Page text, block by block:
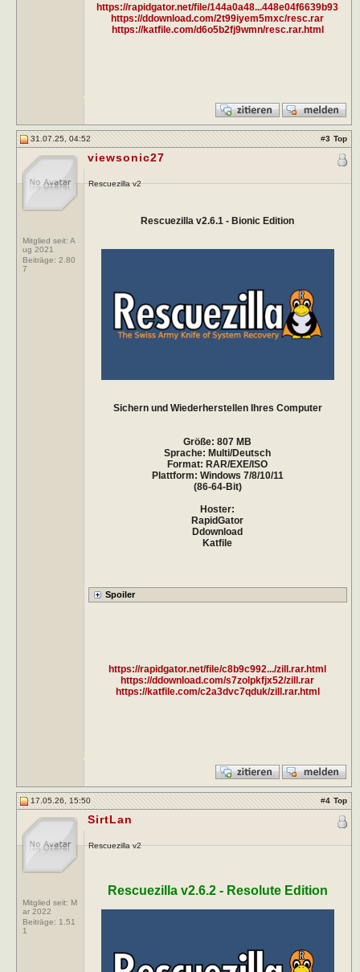
https://rapidgator.net/file/144a0a48...448e04f6639b93
https://ddownload.com/2t99iyem5mxc/resc.rar
https://katfile.com/d6o5b2fj9wmn/resc.rar.html
31.07.25, 04:52 #3 Top
Mitglied seit: A
ug 2021
Beiträge: 2.80
7
viewsonic27
Rescuezilla v2
Rescuezilla v2.6.1 - Bionic Edition
Sichern und Wiederherstellen Ihres Computer
Größe: 807 MB
Sprache: Multi/Deutsch
Format: RAR/EXE/ISO
Plattform: Windows 7/8/10/11
(86-64-Bit)
Hoster:
RapidGator
Ddownload
Katfile
https://rapidgator.net/file/c8b9c992.../zill.rar.html
https://ddownload.com/s7zolpkfjx52/zill.rar
https://katfile.com/c2a3dvc7qduk/zill.rar.html
17.05.26, 15:50 #4 Top
Mitglied seit: M
ar 2022
Beiträge: 1.51
1
SirtLan
Rescuezilla v2
Rescuezilla v2.6.2 - Resolute Edition